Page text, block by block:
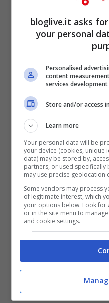
Una bella sfida di
considerata la
argentina. Ed infatti
essere anche un
fatica ildecollete
Seno in primo
catalizza tutta
capo infatti è girato
occhi
bloglive.it asks
your personal
Personalised
content
services development
Store and/or access
Learn more
Your personal data will be
your device (cookies, unique
data) may be stored by,
partners, or used specifically
may use precise geolocation
Some vendors may process
of legitimate interest, which
your options below. Look for
or in the site menu to
and cookie settings.